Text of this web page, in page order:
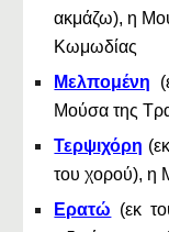
ακμάζω), η
Κωμωδίας
Μελπομένη
Μούσα της
Τερψιχόρη
του χορού), η
Ερατώ (εκ